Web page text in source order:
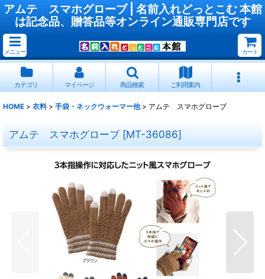
アムテ スマホグローブ | 名前入れどっとこむ 本館
は記念品、贈答品等オンライン通販専門店です
メニュー カート
カテゴリ マイページ 商品検索 ご利用案内
HOME > 衣料 > 手袋・ネックウォーマー他 > アムテ スマホグローブ
アムテ スマホグローブ [MT-36086]